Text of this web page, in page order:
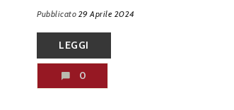
Pubblicato 29 Aprile 2024
LEGGI
0